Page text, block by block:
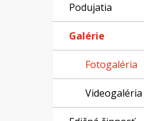
Podujatia
Galérie
Fotogaléria
Videogaléria